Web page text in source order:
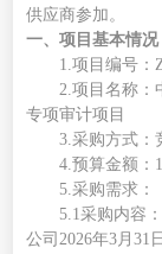
供应商参加。
一、项目基本情况
1.项目编号：
2.项目名称：
专项审计项目
3.采购方式：
4.预算金额：
5.采购需求 ：
5.1采购内容
公司2026年3月31